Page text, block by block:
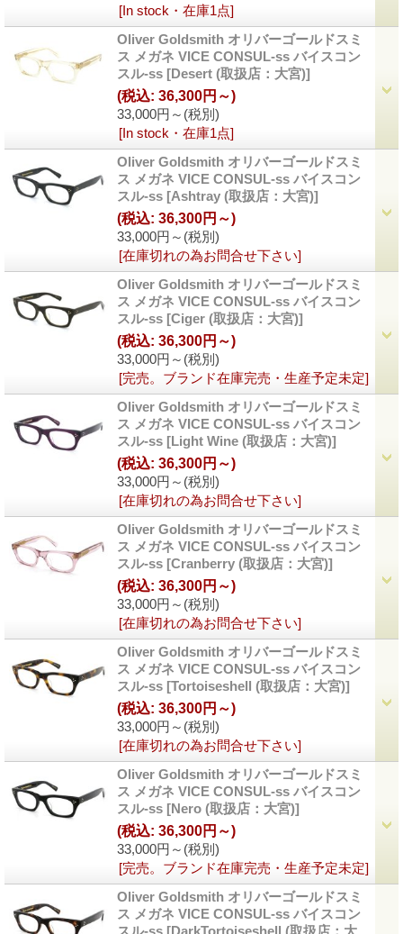
[In stock・在庫1点]
Oliver Goldsmith オリバーゴールドスミ
ス メガネ VICE CONSUL-ss バイスコン
スル-ss [Desert (取扱店：大宮)]
33,000円～ (税別)
(税込: 36,300円～)
[In stock・在庫1点]
Oliver Goldsmith オリバーゴールドスミ
ス メガネ VICE CONSUL-ss バイスコン
スル-ss [Ashtray (取扱店：大宮)]
33,000円～ (税別)
(税込: 36,300円～)
[在庫切れの為お問合せ下さい]
Oliver Goldsmith オリバーゴールドスミ
ス メガネ VICE CONSUL-ss バイスコン
スル-ss [Ciger (取扱店：大宮)]
33,000円～ (税別)
(税込: 36,300円～)
[完売。ブランド在庫完売・生産予定未定]
Oliver Goldsmith オリバーゴールドスミ
ス メガネ VICE CONSUL-ss バイスコン
スル-ss [Light Wine (取扱店：大宮)]
33,000円～ (税別)
(税込: 36,300円～)
[在庫切れの為お問合せ下さい]
Oliver Goldsmith オリバーゴールドスミ
ス メガネ VICE CONSUL-ss バイスコン
スル-ss [Cranberry (取扱店：大宮)]
33,000円～ (税別)
(税込: 36,300円～)
[在庫切れの為お問合せ下さい]
Oliver Goldsmith オリバーゴールドスミ
ス メガネ VICE CONSUL-ss バイスコン
スル-ss [Tortoiseshell (取扱店：大宮)]
33,000円～ (税別)
(税込: 36,300円～)
[在庫切れの為お問合せ下さい]
Oliver Goldsmith オリバーゴールドスミ
ス メガネ VICE CONSUL-ss バイスコン
スル-ss [Nero (取扱店：大宮)]
33,000円～ (税別)
(税込: 36,300円～)
[完売。ブランド在庫完売・生産予定未定]
Oliver Goldsmith オリバーゴールドスミ
ス メガネ VICE CONSUL-ss バイスコン
スル-ss [DarkTortoiseshell (取扱店：大